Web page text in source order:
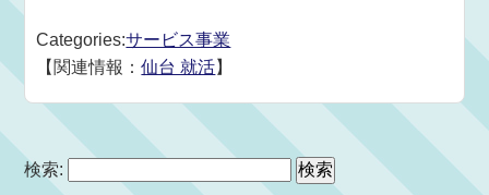
Categories:サービス事業
【関連情報：仙台 就活】
検索: